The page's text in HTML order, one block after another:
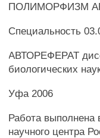
ПОЛИМОРФИЗМ
Специальность
АВТОРЕФЕРАТ
биологических
Уфа 2006
Работа выполнена
научного центра